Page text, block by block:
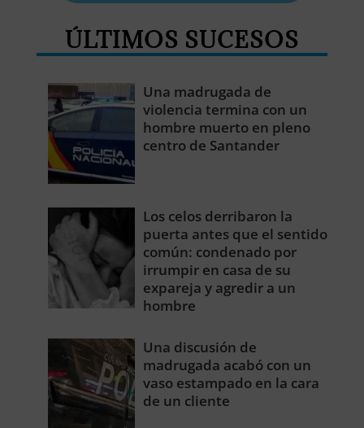
ÚLTIMOS SUCESOS
Una madrugada de
violencia termina con un
hombre muerto en pleno
centro de Santander
Los celos derribaron la
puerta antes que el sentido
común: condenado por
irrumpir en casa de su
expareja y agredir a un
hombre
Una discusión de
madrugada acabó con un
vaso estampado en la cara
de un cliente